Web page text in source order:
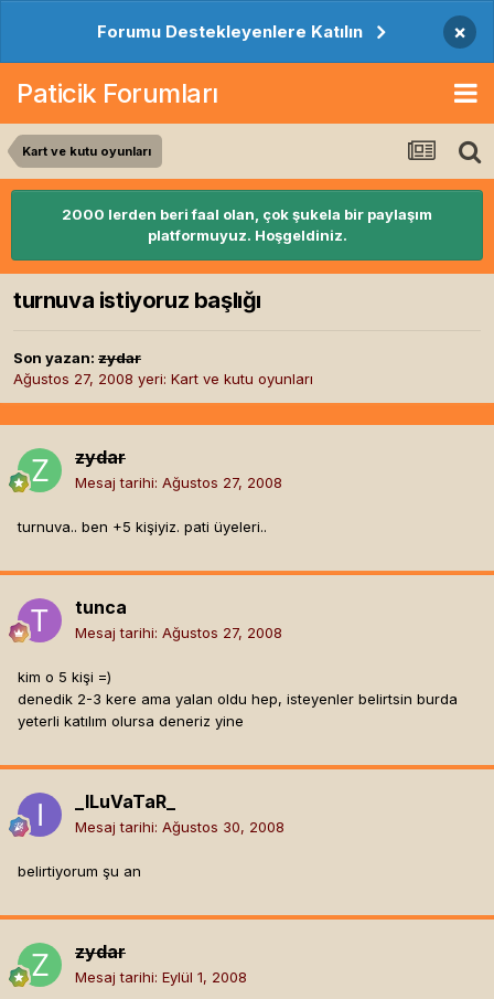
Forumu Destekleyenlere Katılın ×
Paticik Forumları
Kart ve kutu oyunları
2000 lerden beri faal olan, çok şukela bir paylaşım
platformuyuz. Hoşgeldiniz.
turnuva istiyoruz başlığı
Son yazan: zydar
Ağustos 27, 2008 yeri: Kart ve kutu oyunları
zydar
Mesaj tarihi: Ağustos 27, 2008
turnuva.. ben +5 kişiyiz. pati üyeleri..
tunca
Mesaj tarihi: Ağustos 27, 2008
kim o 5 kişi =)
denedik 2-3 kere ama yalan oldu hep, isteyenler belirtsin burda
yeterli katılım olursa deneriz yine
_ILuVaTaR_
Mesaj tarihi: Ağustos 30, 2008
belirtiyorum şu an
zydar
Mesaj tarihi: Eylül 1, 2008